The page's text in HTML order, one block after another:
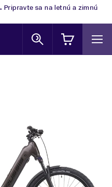
. Pripravte sa na letnú a zimnú